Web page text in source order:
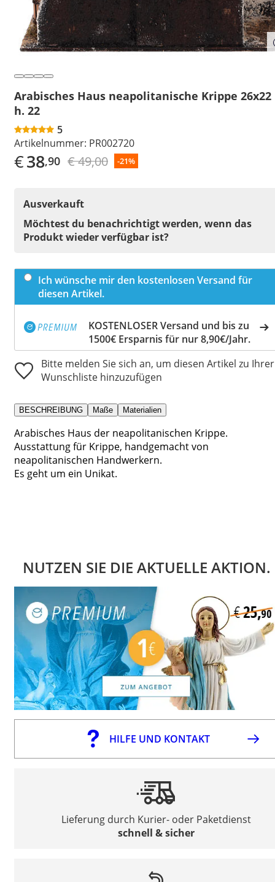
Arabisches Haus neapolitanische Krippe 26x22
h. 22
5
Artikelnummer: PR002720
€38,90 € 49,00 -21%
Ausverkauft
Möchtest du benachrichtigt werden, wenn das
Produkt wieder verfügbar ist?
Ich wünsche mir den kostenlosen Versand für
diesen Artikel.
KOSTENLOSER Versand und bis zu
1500€ Ersparnis für nur 8,90€/Jahr.
Bitte melden Sie sich an, um diesen Artikel zu Ihrer
Wunschliste hinzuzufügen
BESCHREIBUNG Maße Materialien
Arabisches Haus der neapolitanischen Krippe.
Ausstattung für Krippe, handgemacht von
neapolitanischen Handwerkern.
Es geht um ein Unikat.
NUTZEN SIE DIE AKTUELLE AKTION.
HILFE UND KONTAKT
Lieferung durch Kurier- oder Paketdienst
schnell & sicher